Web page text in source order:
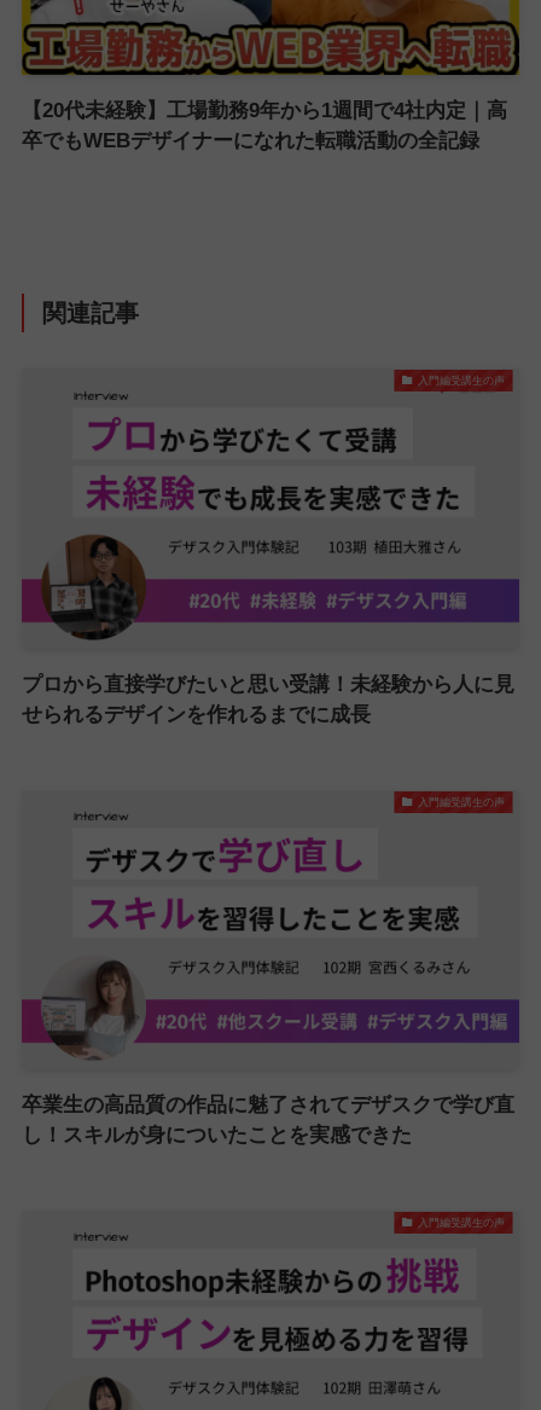
【20代未経験】工場勤務9年から1週間で4社内定｜高
卒でもWEBデザイナーになれた転職活動の全記録
関連記事
入門編受講生の声
プロから直接学びたいと思い受講！未経験から人に見
せられるデザインを作れるまでに成長
入門編受講生の声
卒業生の高品質の作品に魅了されてデザスクで学び直
し！スキルが身についたことを実感できた
入門編受講生の声